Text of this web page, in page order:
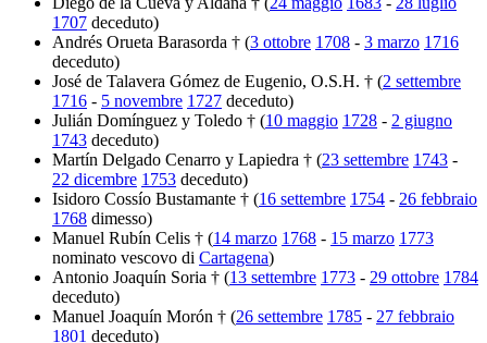
1707 deceduto)
Andrés Orueta Barasorda † (3 ottobre 1708 - 3 marzo 1716
deceduto)
José de Talavera Gómez de Eugenio, O.S.H. † (2 settembre
1716 - 5 novembre 1727 deceduto)
Julián Domínguez y Toledo † (10 maggio 1728 - 2 giugno
1743 deceduto)
Martín Delgado Cenarro y Lapiedra † (23 settembre 1743 -
22 dicembre 1753 deceduto)
Isidoro Cossío Bustamante † (16 settembre 1754 - 26 febbraio
1768 dimesso)
Manuel Rubín Celis † (14 marzo 1768 - 15 marzo 1773
nominato vescovo di Cartagena)
Antonio Joaquín Soria † (13 settembre 1773 - 29 ottobre 1784
deceduto)
Manuel Joaquín Morón † (26 settembre 1785 - 27 febbraio
1801 deceduto)